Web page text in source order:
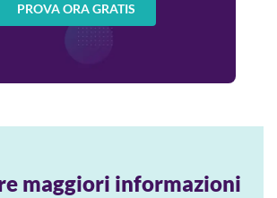
PROVA ORA GRATIS
maggiori informazioni